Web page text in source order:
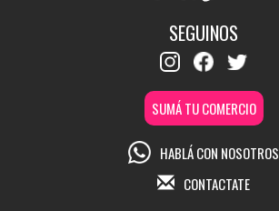
SEGUINOS
SUMÁ TU COMERCIO
HABLÁ CON NOSOTROS
CONTACTATE